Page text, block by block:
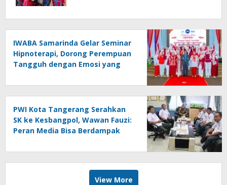
IWABA Samarinda Gelar Seminar
Hipnoterapi, Dorong Perempuan
Tangguh dengan Emosi yang
PWI Kota Tangerang Serahkan
SK ke Kesbangpol, Wawan Fauzi:
Peran Media Bisa Berdampak
View More